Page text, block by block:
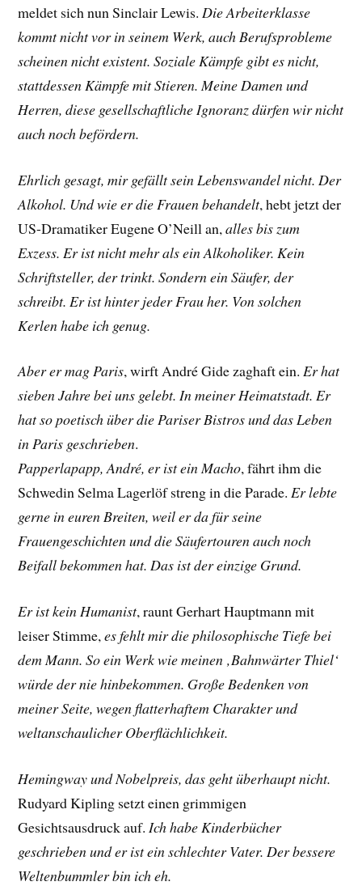
meldet sich nun Sinclair Lewis.Die Arbeiterklasse
kommt nicht vor in seinem Werk, auch Berufsprobleme
scheinen nicht existent. Soziale Kämpfe gibt es nicht,
stattdessen Kämpfe mit Stieren. Meine Damen und
Herren, diese gesellschaftliche Ignoranz dürfen wir nicht
auch noch befördern.
Ehrlich gesagt, mir gefällt sein Lebenswandel nicht. Der
Alkohol. Und wie er die Frauen behandelt, hebt jetzt der
US-DramatikerEugene O’Neillan,alles bis zum
Exzess. Er ist nicht mehr als ein Alkoholiker. Kein
Schriftsteller, der trinkt. Sondern ein Säufer, der
schreibt. Er ist hinter jeder Frau her. Von solchen
Kerlen habe ich genug.
Aber er mag Paris, wirft André Gide zaghaft ein.Er hat
sieben Jahre bei uns gelebt. In meiner Heimatstadt. Er
hat so poetisch über die Pariser Bistros und das Leben
in Paris geschrieben.
Papperlapapp, André, er ist ein Macho, fährt ihm die
SchwedinSelma Lagerlöf strengin die Parade.Er lebte
gerne in euren Breiten, weil er da für seine
Frauengeschichten und die Säufertouren auch noch
Beifall bekommen hat. Das ist der einzige Grund.
Er ist kein Humanist, rauntGerhart Hauptmannmit
leiser Stimme,es fehlt mir die philosophische Tiefe bei
dem Mann. So ein Werk wie meinen ‚Bahnwärter Thiel‘
würde der nie hinbekommen. Große Bedenken von
meiner Seite, wegen flatterhaftem Charakter und
weltanschaulicher Oberflächlichkeit.
Hemingway und Nobelpreis, das geht überhaupt nicht.
Rudyard Kipling setzt einen grimmigen
Gesichtsausdruck auf.Ich habe Kinderbücher
geschrieben und er ist ein schlechter Vater. Der bessere
Weltenbummler bin ich eh.